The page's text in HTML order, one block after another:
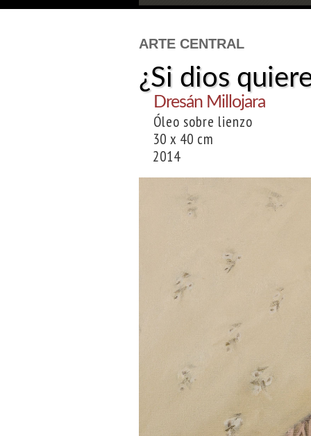
ARTE CENTRAL
¿Si dios
Dresán Millojara
Óleo sobre lienzo
30 x 40 cm
2014